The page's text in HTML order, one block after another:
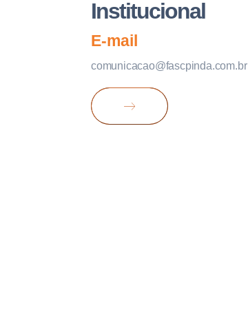
Institucional
E-mail
comunicacao@fascpinda.com.br